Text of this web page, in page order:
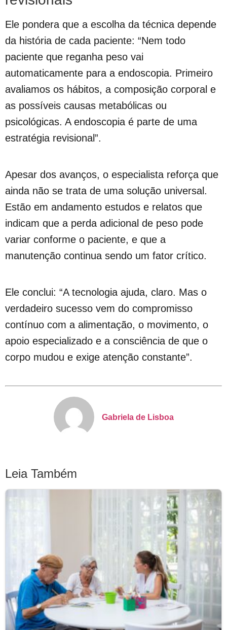
Ele pondera que a escolha da técnica depende
da história de cada paciente: “Nem todo
paciente que reganha peso vai
automaticamente para a endoscopia. Primeiro
avaliamos os hábitos, a composição corporal e
as possíveis causas metabólicas ou
psicológicas. A endoscopia é parte de uma
estratégia revisional”.
Apesar dos avanços, o especialista reforça que
ainda não se trata de uma solução universal.
Estão em andamento estudos e relatos que
indicam que a perda adicional de peso pode
variar conforme o paciente, e que a
manutenção continua sendo um fator crítico.
Ele conclui: “A tecnologia ajuda, claro. Mas o
verdadeiro sucesso vem do compromisso
contínuo com a alimentação, o movimento, o
apoio especializado e a consciência de que o
corpo mudou e exige atenção constante”.
Gabriela de Lisboa
Leia Também